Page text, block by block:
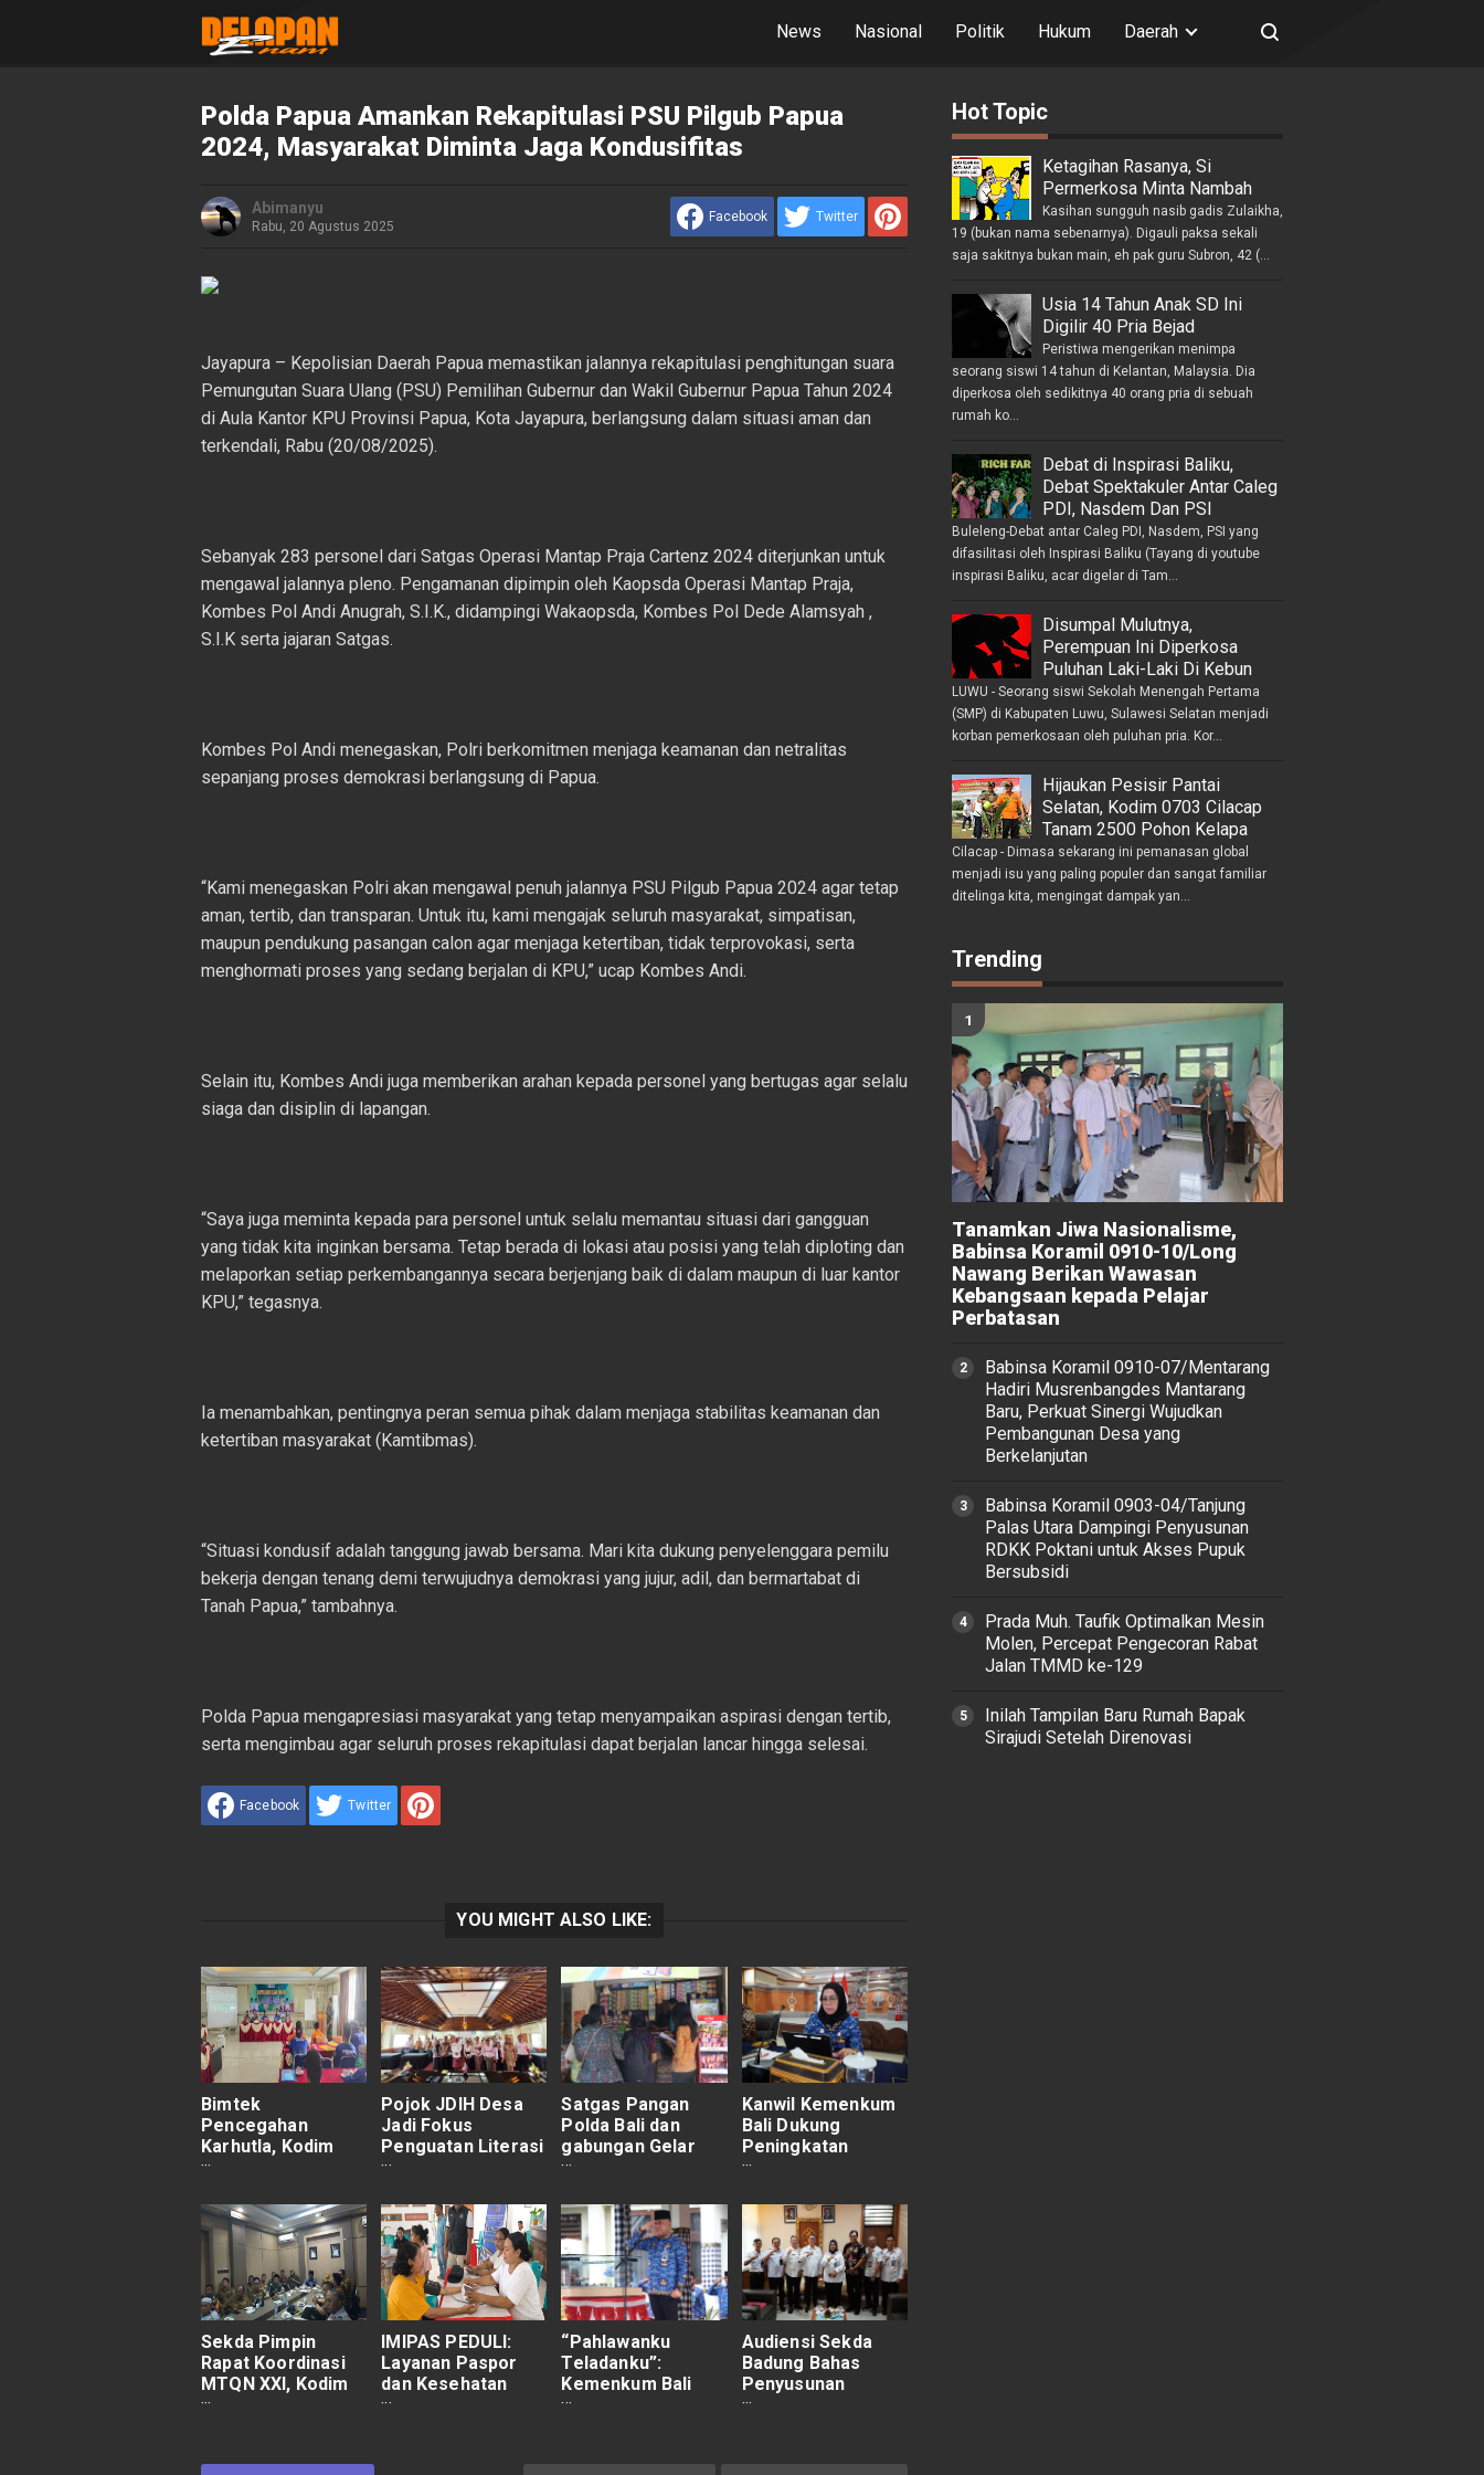
News Nasional Politik Hukum Daerah
Polda Papua Amankan Rekapitulasi PSU Pilgub Papua
2024, Masyarakat Diminta Jaga Kondusifitas
Abimanyu
Rabu, 20 Agustus 2025
Facebook Twitter
Jayapura – Kepolisian Daerah Papua memastikan jalannya rekapitulasi penghitungan suara
Pemungutan Suara Ulang (PSU) Pemilihan Gubernur dan Wakil Gubernur Papua Tahun 2024
di Aula Kantor KPU Provinsi Papua, Kota Jayapura, berlangsung dalam situasi aman dan
terkendali, Rabu (20/08/2025).
Sebanyak 283 personel dari Satgas Operasi Mantap Praja Cartenz 2024 diterjunkan untuk
mengawal jalannya pleno. Pengamanan dipimpin oleh Kaopsda Operasi Mantap Praja,
Kombes Pol Andi Anugrah, S.I.K., didampingi Wakaopsda, Kombes Pol Dede Alamsyah ,
S.I.K serta jajaran Satgas.
Kombes Pol Andi menegaskan, Polri berkomitmen menjaga keamanan dan netralitas
sepanjang proses demokrasi berlangsung di Papua.
“Kami menegaskan Polri akan mengawal penuh jalannya PSU Pilgub Papua 2024 agar tetap
aman, tertib, dan transparan. Untuk itu, kami mengajak seluruh masyarakat, simpatisan,
maupun pendukung pasangan calon agar menjaga ketertiban, tidak terprovokasi, serta
menghormati proses yang sedang berjalan di KPU,” ucap Kombes Andi.
Selain itu, Kombes Andi juga memberikan arahan kepada personel yang bertugas agar selalu
siaga dan disiplin di lapangan.
“Saya juga meminta kepada para personel untuk selalu memantau situasi dari gangguan
yang tidak kita inginkan bersama. Tetap berada di lokasi atau posisi yang telah diploting dan
melaporkan setiap perkembangannya secara berjenjang baik di dalam maupun di luar kantor
KPU,” tegasnya.
Ia menambahkan, pentingnya peran semua pihak dalam menjaga stabilitas keamanan dan
ketertiban masyarakat (Kamtibmas).
“Situasi kondusif adalah tanggung jawab bersama. Mari kita dukung penyelenggara pemilu
bekerja dengan tenang demi terwujudnya demokrasi yang jujur, adil, dan bermartabat di
Tanah Papua,” tambahnya.
Polda Papua mengapresiasi masyarakat yang tetap menyampaikan aspirasi dengan tertib,
serta mengimbau agar seluruh proses rekapitulasi dapat berjalan lancar hingga selesai.
Facebook Twitter
YOU MIGHT ALSO LIKE:
Bimtek
Pencegahan
Karhutla, Kodim
1022 Tekankan
Tanggung Jawab
Bersama
Pojok JDIH Desa
Jadi Fokus
Penguatan Literasi
Hukum di Denpasar
Satgas Pangan
Polda Bali dan
gabungan Gelar
Sidak Pasar, Harga
Masih Stabil
Kanwil Kemenkum
Bali Dukung
Peningkatan
Kompetensi PPPK
Sekda Pimpin
Rapat Koordinasi
MTQN XXI, Kodim
1022 Hadirkan
IMIPAS PEDULI:
Layanan Paspor
dan Kesehatan
Gratis Sapa
“Pahlawanku
Teladanku”:
Kemenkum Bali
Perkuat Komitmen
Audiensi Sekda
Badung Bahas
Penyusunan
Regulasi
Hot Topic
Ketagihan Rasanya, Si
Permerkosa Minta Nambah
Kasihan sungguh nasib gadis Zulaikha,
19 (bukan nama sebenarnya). Digauli paksa sekali
saja sakitnya bukan main, eh pak guru Subron, 42 (...
Usia 14 Tahun Anak SD Ini
Digilir 40 Pria Bejad
Peristiwa mengerikan menimpa
seorang siswi 14 tahun di Kelantan, Malaysia. Dia
diperkosa oleh sedikitnya 40 orang pria di sebuah
rumah ko...
Debat di Inspirasi Baliku,
Debat Spektakuler Antar Caleg
PDI, Nasdem Dan PSI
Buleleng-Debat antar Caleg PDI, Nasdem, PSI yang
difasilitasi oleh Inspirasi Baliku (Tayang di youtube
inspirasi Baliku, acar digelar di Tam...
Disumpal Mulutnya,
Perempuan Ini Diperkosa
Puluhan Laki-Laki Di Kebun
LUWU - Seorang siswi Sekolah Menengah Pertama
(SMP) di Kabupaten Luwu, Sulawesi Selatan menjadi
korban pemerkosaan oleh puluhan pria. Kor...
Hijaukan Pesisir Pantai
Selatan, Kodim 0703 Cilacap
Tanam 2500 Pohon Kelapa
Cilacap - Dimasa sekarang ini pemanasan global
menjadi isu yang paling populer dan sangat familiar
ditelinga kita, mengingat dampak yan...
Trending
Tanamkan Jiwa Nasionalisme,
Babinsa Koramil 0910-10/Long
Nawang Berikan Wawasan
Kebangsaan kepada Pelajar
Perbatasan
Babinsa Koramil 0910-07/Mentarang
Hadiri Musrenbangdes Mantarang
Baru, Perkuat Sinergi Wujudkan
Pembangunan Desa yang
Berkelanjutan
‎Babinsa Koramil 0903-04/Tanjung
Palas Utara Dampingi Penyusunan
RDKK Poktani untuk Akses Pupuk
Bersubsidi
Prada Muh. Taufik Optimalkan Mesin
Molen, Percepat Pengecoran Rabat
Jalan TMMD ke-129
Inilah Tampilan Baru Rumah Bapak
Sirajudi Setelah Direnovasi